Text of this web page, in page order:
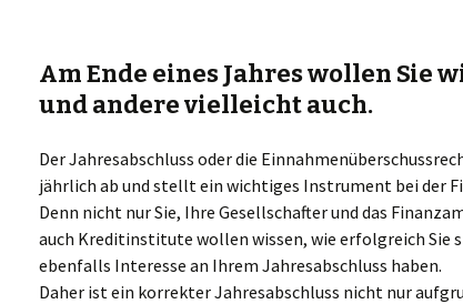
Jahresabschluss
Individuelle Beratung
Am Ende eines Jahres wollen Sie
und andere vielleicht auch.
Der Jahresabschluss oder die
jährlich ab und stellt ein wichtiges Instrument bei der
Denn nicht nur Sie, Ihre Gesellschafter und das
auch Kreditinstitute wollen wissen, wie erfolgreich Sie
ebenfalls Interesse an Ihrem Jahresabschluss haben.
Daher ist ein korrekter Jahresabschluss nicht nur